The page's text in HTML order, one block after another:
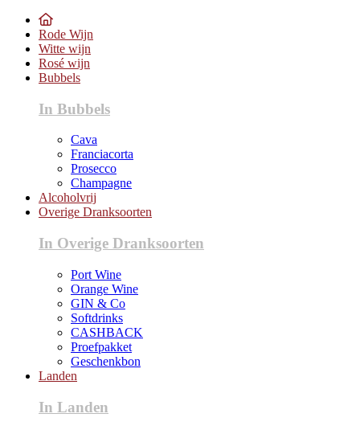
Rode Wijn
Witte wijn
Rosé wijn
Bubbels
In Bubbels
Cava
Franciacorta
Prosecco
Champagne
Alcoholvrij
Overige Dranksoorten
In Overige Dranksoorten
Port Wine
Orange Wine
GIN & Co
Softdrinks
CASHBACK
Proefpakket
Geschenkbon
Landen
In Landen